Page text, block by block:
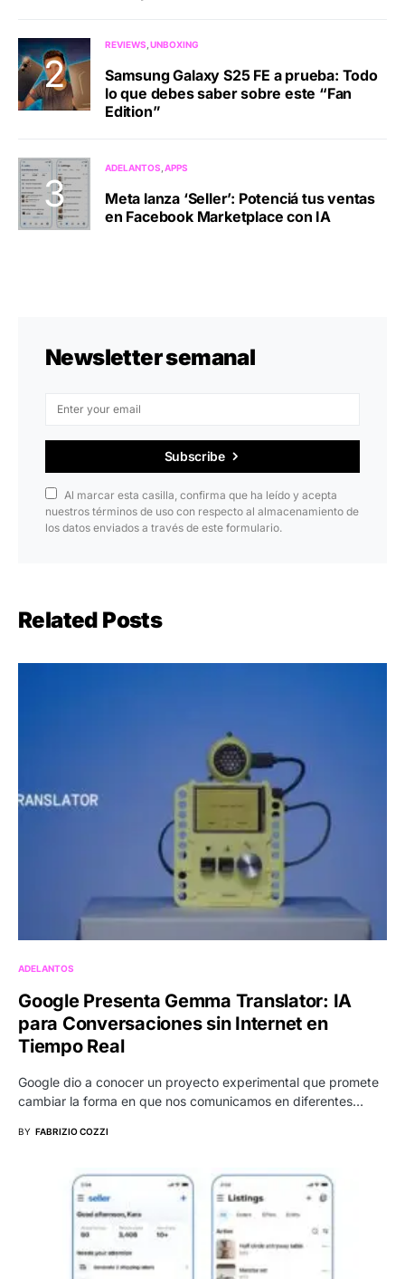
REVIEWS UNBOXING
Samsung Galaxy S25 FE a prueba: Todo
lo que debes saber sobre este “Fan
Edition”
ADELANTOS APPS
Meta lanza ‘Seller’: Potenciá tus ventas
en Facebook Marketplace con IA
Newsletter semanal
Subscribe
Al marcar esta casilla, confirma que ha leído y acepta
nuestros términos de uso con respecto al almacenamiento de
los datos enviados a través de este formulario.
Related Posts
ADELANTOS
Google Presenta Gemma Translator: IA
para Conversaciones sin Internet en
Tiempo Real
Google dio a conocer un proyecto experimental que promete
cambiar la forma en que nos comunicamos en diferentes…
BY FABRIZIO COZZI